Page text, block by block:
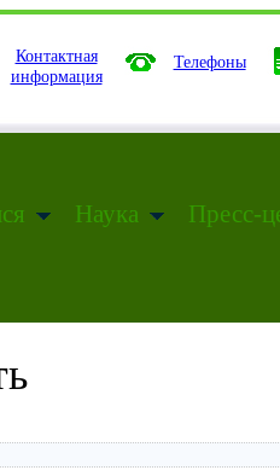
Контактная
информация
Телефоны
Наука Пресс-